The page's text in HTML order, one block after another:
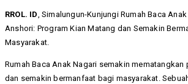
RROL. ID, Simalungun-Kunjungi Rumah Baca
Anshori: Program Kian Matang dan Semakin
Masyarakat.
Rumah Baca Anak Nagari semakin mematangkan
dan semakin bermanfaat bagi masyarakat.